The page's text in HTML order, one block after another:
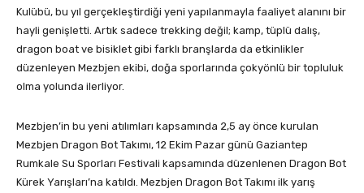
Kulübü, bu yıl gerçekleştirdiği yeni yapılanmayla faaliyet alanını bir
hayli genişletti. Artık sadece trekking değil; kamp, tüplü dalış,
dragon boat ve bisiklet gibi farklı branşlarda da etkinlikler
düzenleyen Mezbjen ekibi, doğa sporlarında çokyönlü bir topluluk
olma yolunda ilerliyor.
Mezbjen’in bu yeni atılımları kapsamında 2,5 ay önce kurulan
Mezbjen Dragon Bot Takımı, 12 Ekim Pazar günü Gaziantep
Rumkale Su Sporları Festivali kapsamında düzenlenen Dragon Bot
Kürek Yarışları’na katıldı. Mezbjen Dragon Bot Takımı ilk yarış